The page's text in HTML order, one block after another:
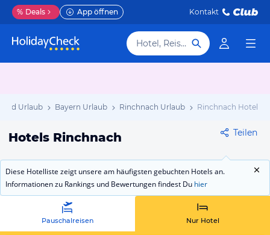
% Deals App öffnen Kontakt
Hotel, Reiseziel
Urlaub Bayern Urlaub Rinchnach Urlaub Rinchnach Hotels
Hotels Rinchnach Teilen
Diese Hotelliste zeigt unsere am häufigsten gebuchten Hotels an.
Informationen zu Rankings und Bewertungen findest Du hier
Pauschalreisen Nur Hotel